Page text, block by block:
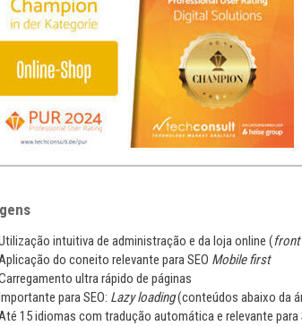
intuitiva de administração e da loja online (front
do coneito relevante para SEO Mobile first
ultra rápido de páginas
para SEO: Lazy loading(conteúdos abaixo da
15 idiomas com tradução automática e relevante para